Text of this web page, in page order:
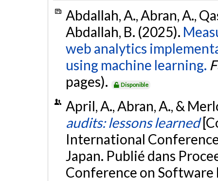
Abdallah, A., Abran, A.,
Abdallah, B. (2025).
web analytics
using machine learning.
pages).
Disponible
April, A., Abran, A., &
audits: lessons learned
International
Japan. Publié dans
Conference on